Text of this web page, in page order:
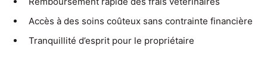
Accès à des soins coûteux sans contrainte financière
Tranquillité d’esprit pour le propriétaire